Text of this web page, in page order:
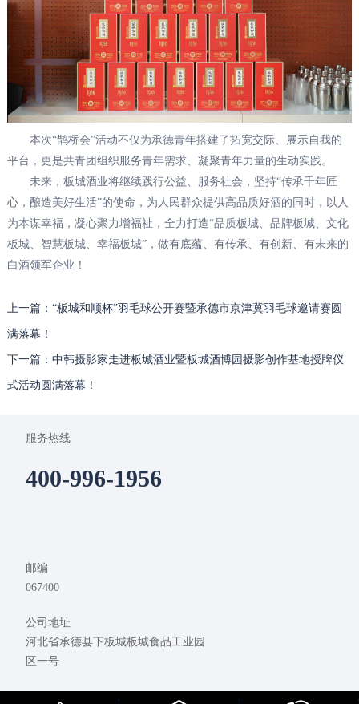
本次“鹊桥会”活动不仅为承德青年搭建了拓宽交际、展示自我的
平台，更是共青团组织服务青年需求、凝聚青年力量的生动实践。
未来，板城酒业将继续践行公益、服务社会，坚持“传承千年匠
心，酿造美好生活”的使命，为人民群众提供高品质好酒的同时，以人
为本谋幸福，凝心聚力增福祉，全力打造“品质板城、品牌板城、文化
板城、智慧板城、幸福板城”，做有底蕴、有传承、有创新、有未来的
白酒领军企业！
上一篇：“板城和顺杯”羽毛球公开赛暨承德市京津冀羽毛球邀请赛圆
满落幕！
下一篇：中韩摄影家走进板城酒业暨板城酒博园摄影创作基地授牌仪
式活动圆满落幕！
服务热线
400-996-1956
邮编
067400
公司地址
河北省承德县下板城板城食品工业园
区一号